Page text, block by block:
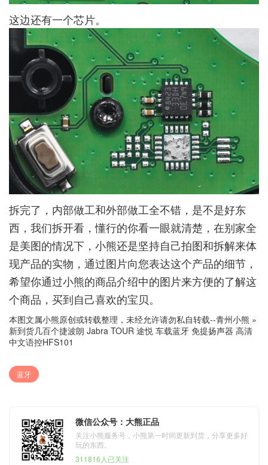
这边还有一个芯片。
拆完了，内部做工和外部做工全不错，是不是好东
西，我们拆开看，懂行的你看一眼就清楚，在别家全
是美图的情况下，小熊还是坚持自己拍图和拆解来体
现产品的实物，通过图片向您表达这个产品的细节，
希望你通过小熊的商品介绍中的图片来方便的了解这
个商品，买到自己喜欢的宝贝。
本图文属小熊原创或转载整理，未经允许请勿私自转载--青州小熊 »
新到货几百个捷波朗 Jabra TOUR 途悦 车载蓝牙 免提扬声器 高清
中文语控HFS101
蓝牙
微信公众号：大熊正品
关注小熊服务号，小熊第一时间更新到货，分享更多好
玩的东西。
311816人已关注